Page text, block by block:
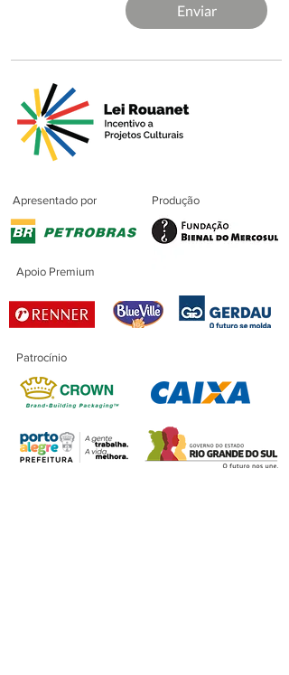
Enviar
Apresentado por Produção
Apoio Premium
Patrocínio